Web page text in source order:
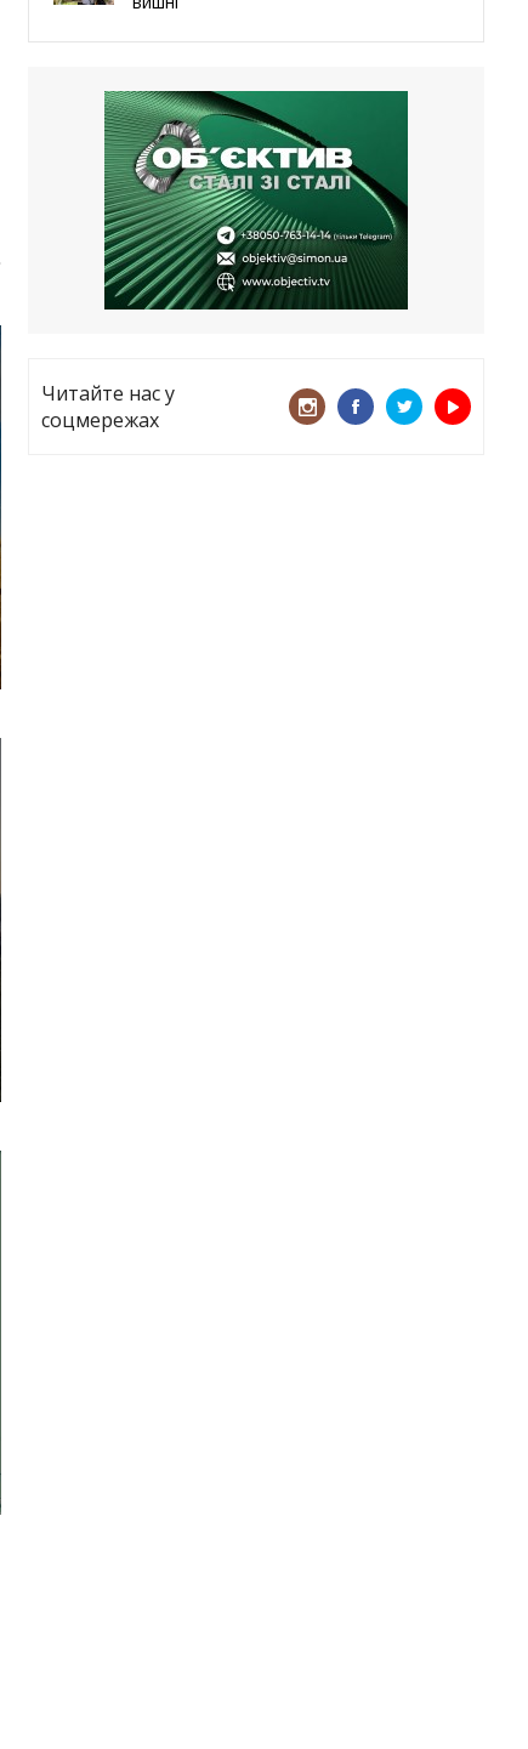
Чугуєва, міста, яке встояло попри
все
21.05.2026
«ТЦК порушує закон? Нехай
платять!» Як завдяки штрафу жінку
виключили з обліку
15.05.2026
Читайте нас у
соцмережах